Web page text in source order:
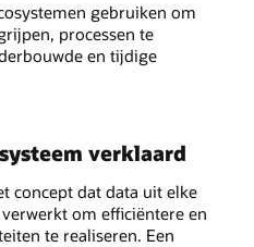
gebruiken om
processen te
en tijdige
verklaard
concept dat data uit elke
om efficiëntere en
te realiseren. Een